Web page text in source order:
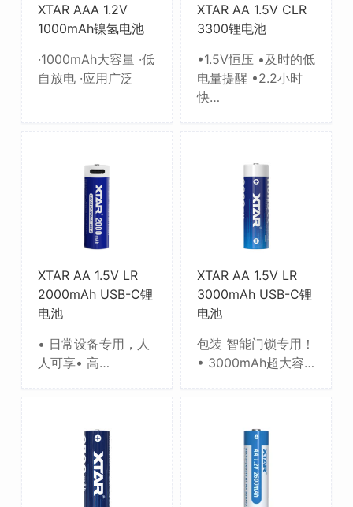
XTAR AAA 1.2V
1000mAh镍氢电池
·1000mAh大容量 ·低
自放电 ·应用广泛
XTAR AA 1.5V CLR
3300锂电池
•1.5V恒压 •及时的低
电量提醒 •2.2小时
快…
XTAR AA 1.5V LR
2000mAh USB-C锂
电池
• 日常设备专用，人
人可享• 高…
XTAR AA 1.5V LR
3000mAh USB-C锂
电池
包装 智能门锁专用！
• 3000mAh超大容…